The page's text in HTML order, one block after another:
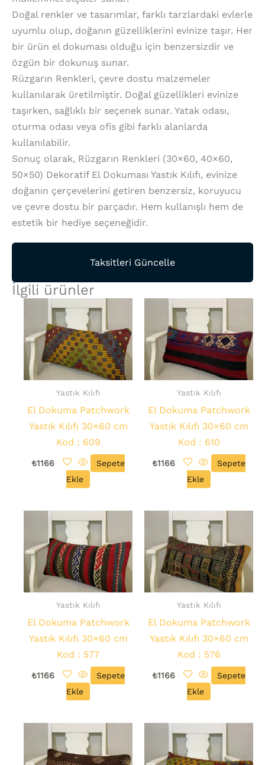
Doğal renkler ve tasarımlar, farklı tarzlardaki evlerle
uyumlu olup, doğanın güzelliklerini evinize taşır. Her
bir ürün el dokuması olduğu için benzersizdir ve
özgün bir dokunuş sunar.
Rüzgarın Renkleri, çevre dostu malzemeler
kullanılarak üretilmiştir. Doğal güzellikleri evinize
taşırken, sağlıklı bir seçenek sunar. Yatak odası,
oturma odası veya ofis gibi farklı alanlarda
kullanılabilir.
Sonuç olarak, Rüzgarın Renkleri (30×60, 40×60,
50×50) Dekoratif El Dokuması Yastık Kılıfı, evinize
doğanın çerçevelerini getiren benzersiz, koruyucu
ve çevre dostu bir parçadır. Hem kullanışlı hem de
estetik bir hediye seçeneğidir.
Taksitleri Güncelle
İlgili ürünler
Yastık Kılıfı
El Dokuma Patchwork
Yastık Kılıfı 30×60 cm
Kod : 609
₺1166
Sepete
Ekle
Yastık Kılıfı
El Dokuma Patchwork
Yastık Kılıfı 30×60 cm
Kod : 610
₺1166
Sepete
Ekle
Yastık Kılıfı
El Dokuma Patchwork
Yastık Kılıfı 30×60 cm
Kod : 577
₺1166
Sepete
Ekle
Yastık Kılıfı
El Dokuma Patchwork
Yastık Kılıfı 30×60 cm
Kod : 576
₺1166
Sepete
Ekle